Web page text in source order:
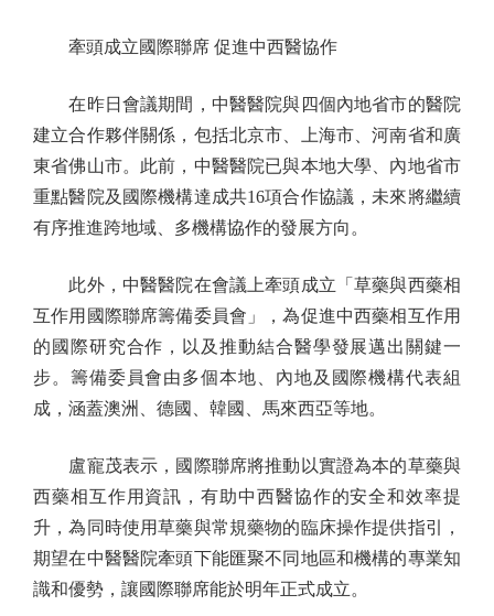
牽頭成立國際聯席 促進中西醫協作
在昨日會議期間，中醫醫院與四個內地省市的醫院
建立合作夥伴關係，包括北京市、上海市、河南省和廣
東省佛山市。此前，中醫醫院已與本地大學、內地省市
重點醫院及國際機構達成共16項合作協議，未來將繼續
有序推進跨地域、多機構協作的發展方向。
此外，中醫醫院在會議上牽頭成立「草藥與西藥相
互作用國際聯席籌備委員會」，為促進中西藥相互作用
的國際研究合作，以及推動結合醫學發展邁出關鍵一
步。籌備委員會由多個本地、內地及國際機構代表組
成，涵蓋澳洲、德國、韓國、馬來西亞等地。
盧寵茂表示，國際聯席將推動以實證為本的草藥與
西藥相互作用資訊，有助中西醫協作的安全和效率提
升，為同時使用草藥與常規藥物的臨床操作提供指引，
期望在中醫醫院牽頭下能匯聚不同地區和機構的專業知
識和優勢，讓國際聯席能於明年正式成立。